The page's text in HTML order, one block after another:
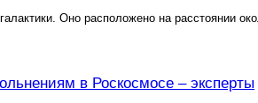
Оно расположено на расстоянии
в Роскосмосе – эксперты